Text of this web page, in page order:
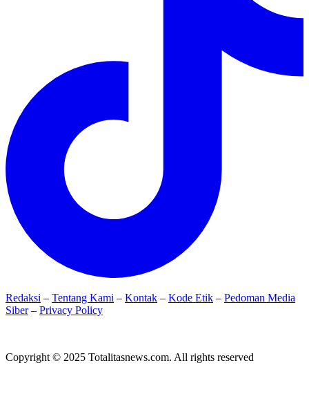
Redaksi – Tentang Kami – Kontak – Kode Etik – Pedoman Media
Siber– Privacy Policy
Copyright © 2025 Totalitasnews.com. All rights reserved